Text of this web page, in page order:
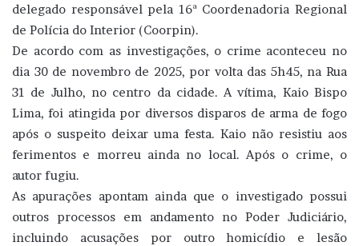
delegado responsável pela 16ª Coordenadoria Regional
de Polícia do Interior (Coorpin).
De acordo com as investigações, o crime aconteceu no
dia 30 de novembro de 2025, por volta das 5h45, na Rua
31 de Julho, no centro da cidade. A vítima, Kaio Bispo
Lima, foi atingida por diversos disparos de arma de fogo
após o suspeito deixar uma festa. Kaio não resistiu aos
ferimentos e morreu ainda no local. Após o crime, o
autor fugiu.
As apurações apontam ainda que o investigado possui
outros processos em andamento no Poder Judiciário,
incluindo acusações por outro homicídio e lesão